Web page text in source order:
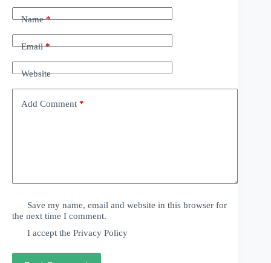
Name*
Email*
Website
Add Comment *
Save my name, email and website in this browser for
the next time I comment.
I accept thePrivacy Policy